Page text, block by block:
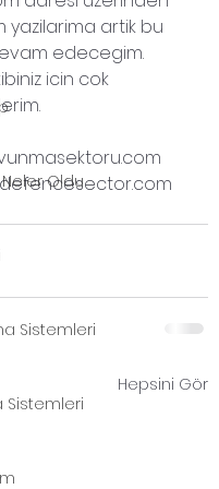
Oldu
Sistemleri
Sistemleri
yazilarima artik bu
edecegim.
icin cok
Hepsini Gör